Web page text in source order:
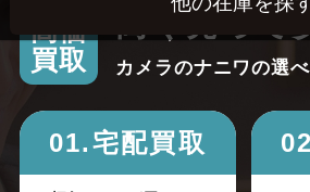
高価
買取
高く売って
カメラのナニワの選
01.宅配買取